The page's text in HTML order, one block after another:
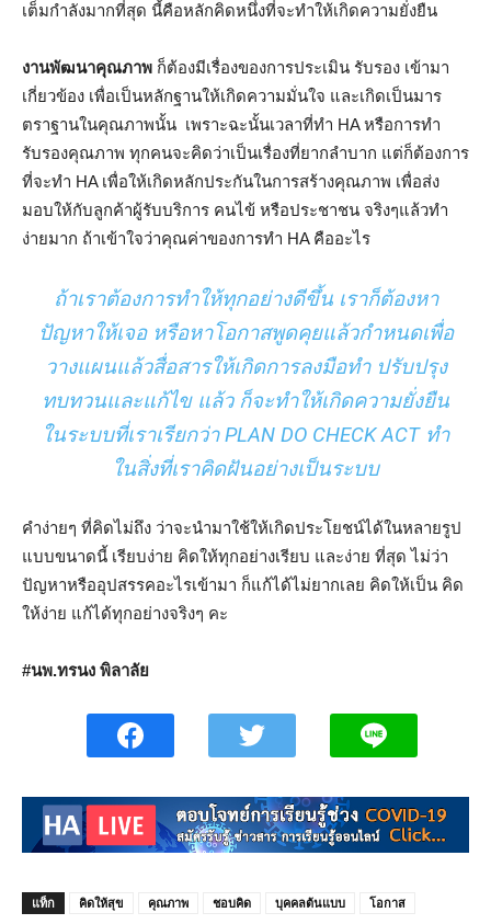
เต็มกำลังมากที่สุด นี้คือหลักคิดหนึ่งที่จะทำให้เกิดความยั่งยืน
งานพัฒนาคุณภาพ ก็ต้องมีเรื่องของการประเมิน รับรอง เข้ามา
เกี่ยวข้อง เพื่อเป็นหลักฐานให้เกิดความมั่นใจ และเกิดเป็นมาร
ตราฐานในคุณภาพนั้น เพราะฉะนั้นเวลาที่ทำ HA หรือการทำ
รับรองคุณภาพ ทุกคนจะคิดว่าเป็นเรื่องที่ยากลำบาก แต่ก็ต้องการ
ที่จะทำ HA เพื่อให้เกิดหลักประกันในการสร้างคุณภาพ เพื่อส่ง
มอบให้กับลูกค้าผู้รับบริการ คนไข้ หรือประชาชน จริงๆแล้วทำ
ง่ายมาก ถ้าเข้าใจว่าคุณค่าของการทำ HA คืออะไร
ถ้าเราต้องการทำให้ทุกอย่างดีขึ้น เราก็ต้องหา
ปัญหาให้เจอ หรือหาโอกาสพูดคุยแล้วกำหนดเพื่อ
วางแผนแล้วสื่อสารให้เกิดการลงมือทำ ปรับปรุง
ทบทวนและแก้ไข แล้ว ก็จะทำให้เกิดความยั่งยืน
ในระบบที่เราเรียกว่า PLAN DO CHECK ACT ทำ
ในสิ่งที่เราคิดฝันอย่างเป็นระบบ
คำง่ายๆ ที่คิดไม่ถึง ว่าจะนำมาใช้ให้เกิดประโยชน์ได้ในหลายรูป
แบบขนาดนี้ เรียบง่าย คิดให้ทุกอย่างเรียบ และง่าย ที่สุด ไม่ว่า
ปัญหาหรืออุปสรรคอะไรเข้ามา ก็แก้ได้ไม่ยากเลย คิดให้เป็น คิด
ให้ง่าย แก้ได้ทุกอย่างจริงๆ คะ
#นพ.ทรนง พิลาลัย
แท็ก คิดให้สุข คุณภาพ ชอบคิด บุคคลต้นแบบ โอกาส